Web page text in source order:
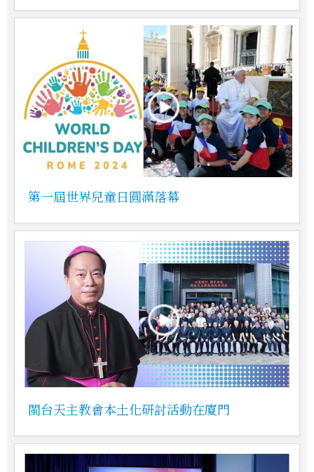
第一屆世界兒童日圓滿落幕
閩台天主教會本土化研討活動在廈門